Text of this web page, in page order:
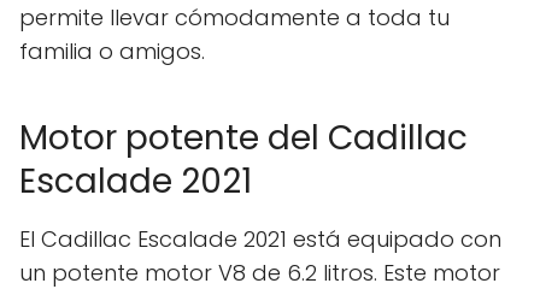
permite llevar cómodamente a toda tu
familia o amigos.
Motor potente del Cadillac
Escalade 2021
El Cadillac Escalade 2021 está equipado con
un potente motor V8 de 6.2 litros. Este motor